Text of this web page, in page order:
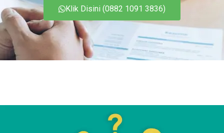
Klik Disini (0882 1091 3836)